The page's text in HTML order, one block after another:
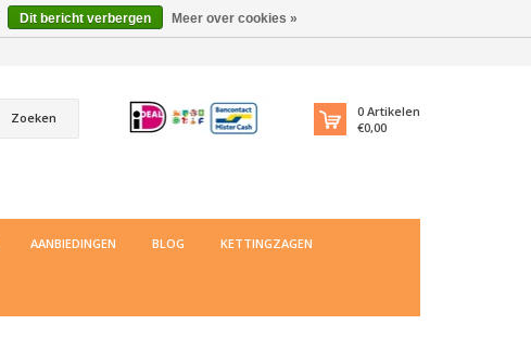
Zoeken 0 Artikelen
€0,00
AANBIEDINGEN BLOG KETTINGZAGEN
Dit bericht verbergen Meer over cookies »